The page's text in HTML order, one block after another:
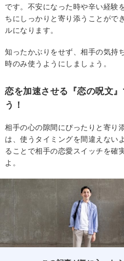
です。不安になった時や辛い経験
ちにしっかりと寄り添うことがで
ルになります。
知ったかぶりをせず、相手の気持
時のみ使うようにしましょう。
恋を加速させる『恋の呪文
う！
相手の心の隙間にぴったりと寄り
は、使うタイミングを間違えない
ることで相手の恋愛スイッチを確
よ。